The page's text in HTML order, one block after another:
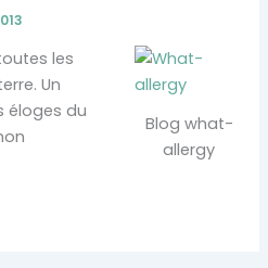
Blog what-
allergy
les
Un
éloges du